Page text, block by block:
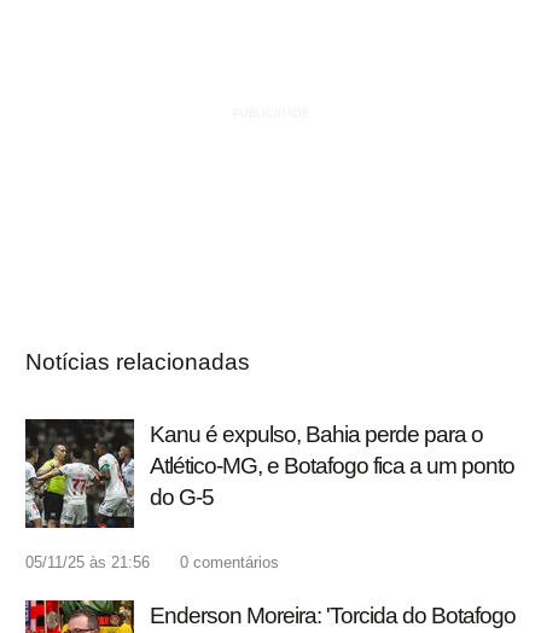
Notícias relacionadas
Kanu é expulso, Bahia perde para o
Atlético-MG, e Botafogo fica a um ponto
do G-5
05/11/25 às 21:56 0 comentários
Enderson Moreira: 'Torcida do Botafogo